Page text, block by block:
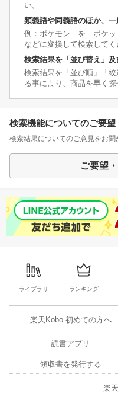
い。
類義語や同義語のほか、
例：ポケモン を ポケッ
などに変換して検索してく
検索結果を「並び替え」
検索結果を「並び順」「
る事により、商品を早く探
検索機能についてのご要望
検索結果についてのご意見をお聞
ご要望
ライブラリ ランキング
楽天Kobo 初めての方へ
読書アプリ
領収書を発行する
楽